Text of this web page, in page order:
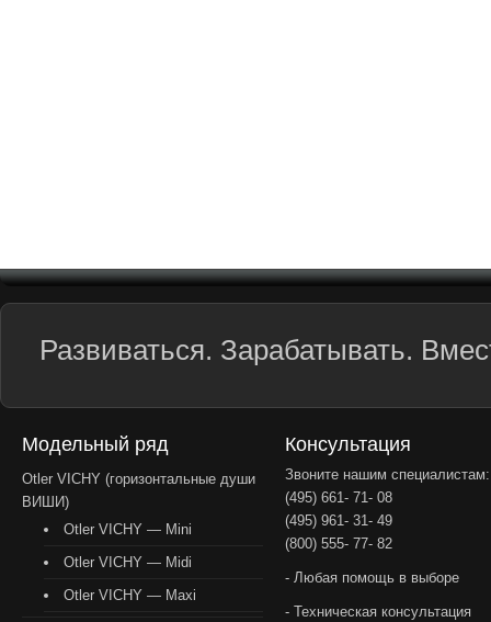
Развиваться. Зарабатывать.
Модельный ряд
Otler VICHY (горизонтальные души
ВИШИ)
Otler VICHY — Mini
Otler VICHY — Midi
Otler VICHY — Maxi
Консультация
Звоните нашим специалистам:
(495) 661- 71- 08
(495) 961- 31- 49
(800) 555- 77- 82
- Любая помощь в выборе
- Техническая консультация